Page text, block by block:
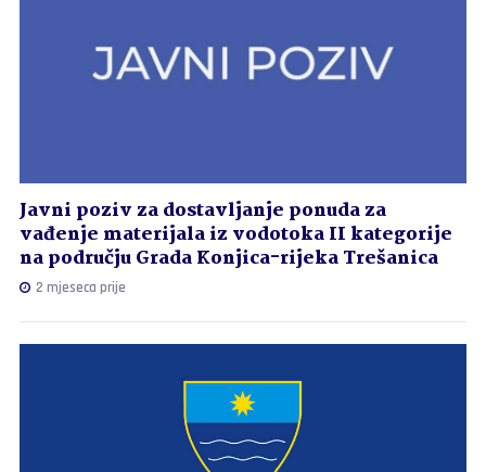
Javni poziv za dostavljanje ponuda za
vađenje materijala iz vodotoka II kategorije
na području Grada Konjica-rijeka Trešanica
2 mjeseca prije